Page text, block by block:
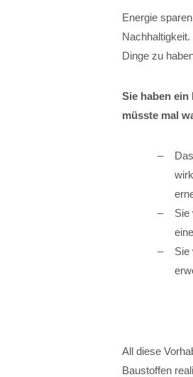
Energie
Dinge zu
Sie haben ein
müsste mal
Sie
Sie
All diese
Baustoffen